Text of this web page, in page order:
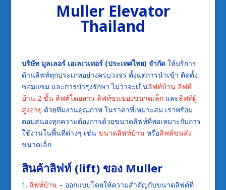
Muller Elevator
Thailand
บริษัท มูลเลอร์ เอเลเวเทอร์ (ประเทศไทย) จำกัดให้บริการ
ด้านลิฟท์ทุกประเภทอย่างครบวงจร ตั้งแต่การนำเข้า ติดตั้ง
ซ่อมแซม และการบำรุงรักษา ไม่ว่าจะเป็นลิฟท์บ้าน ลิฟท์
บ้าน 2 ชั้น ลิฟต์โดยสาร ลิฟท์ขนของขนาดเล็กและลิฟท์ผู้
สูงอายุ ด้วยทีมงานคุณภาพ ในราคาที่เหมาะสม เราพร้อม
ตอบสนองทุกความต้องการด้วยขนาดลิฟท์ที่พอเหมาะกับการ
ใช้งานในพื้นที่ต่างๆ เช่น ขนาดลิฟท์บ้านหรือลิฟต์ขนส่ง
ขนาดเล็ก
สินค้าลิฟท์(lift) ของ Muller
ลิฟท์บ้าน– ออกแบบโดยให้ความสำคัญกับขนาดลิฟต์ที่